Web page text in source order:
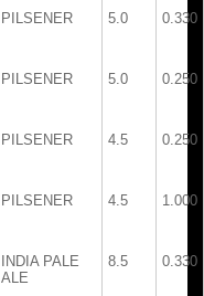
PILSENER 5.0 0.330
PILSENER 5.0 0.250
PILSENER 4.5 0.250
PILSENER 4.5 1.000
INDIA PALE
ALE
8.5 0.330